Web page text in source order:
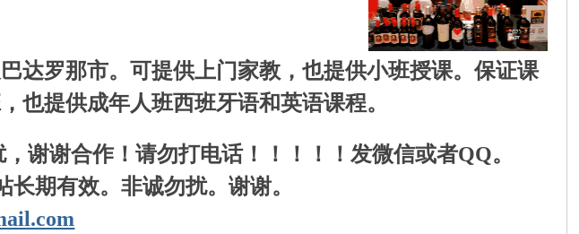
达罗那市。可提供上门家教，也提供小班授课。保证课
也提供成年人班西班牙语和英语课程。
谢谢合作！请勿打电话！！！！！发微信或者QQ。
期有效。非诚勿扰。谢谢。